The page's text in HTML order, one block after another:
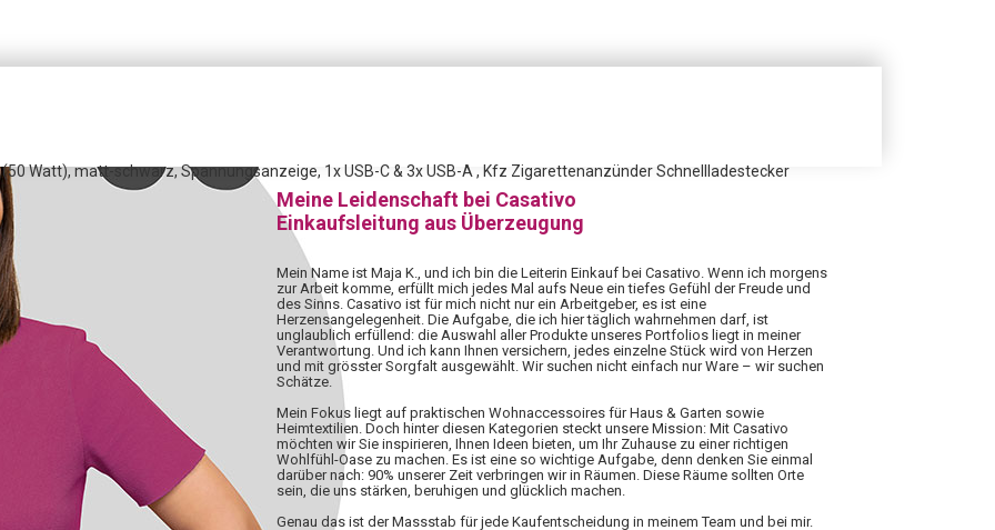
Watt), matt-schwarz, Spannungsanzeige, 1x USB-C & 3x USB-A , Kfz Zigarettenanzünder Schnellladestecker
Meine Leidenschaft bei Casativo
Einkaufsleitung aus Überzeugung
Mein Name ist Maja K., und ich bin die Leiterin Einkauf bei Casativo. Wenn ich morgens
zur Arbeit komme, erfüllt mich jedes Mal aufs Neue ein tiefes Gefühl der Freude und
des Sinns. Casativo ist für mich nicht nur ein Arbeitgeber, es ist eine
Herzensangelegenheit. Die Aufgabe, die ich hier täglich wahrnehmen darf, ist
unglaublich erfüllend: die Auswahl aller Produkte unseres Portfolios liegt in meiner
Verantwortung. Und ich kann Ihnen versichern, jedes einzelne Stück wird von Herzen
und mit grösster Sorgfalt ausgewählt. Wir suchen nicht einfach nur Ware – wir suchen
Schätze.
Mein Fokus liegt auf praktischen Wohnaccessoires für Haus & Garten sowie
Heimtextilien. Doch hinter diesen Kategorien steckt unsere Mission: Mit Casativo
möchten wir Sie inspirieren, Ihnen Ideen bieten, um Ihr Zuhause zu einer richtigen
Wohlfühl-Oase zu machen. Es ist eine so wichtige Aufgabe, denn denken Sie einmal
darüber nach: 90% unserer Zeit verbringen wir in Räumen. Diese Räume sollten Orte
sein, die uns stärken, beruhigen und glücklich machen.
Genau das ist der Massstab für jede Kaufentscheidung in meinem Team und bei mir.